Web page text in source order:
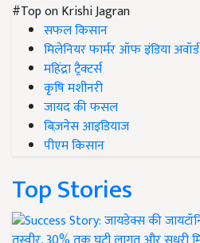
#Top on Krishi Jagran
सफल किसान
मिलेनियर फार्मर ऑफ इंडिया अवॉर्ड
महिंद्रा ट्रैक्टर्स
कृषि मशीनरी
जायद की फसल
बिज़नेस आइडियाज
पीएम किसान
Top Stories